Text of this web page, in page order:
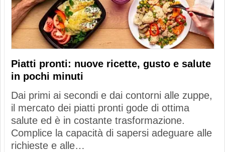
Piatti pronti: nuove ricette, gusto e salute
in pochi minuti
Dai primi ai secondi e dai contorni alle zuppe,
il mercato dei piatti pronti gode di ottima
salute ed è in costante trasformazione.
Complice la capacità di sapersi adeguare alle
richieste e alle…